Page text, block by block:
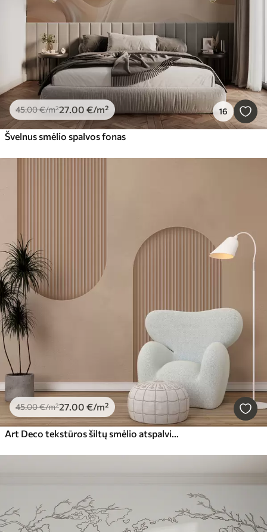
45.00€/m²27.00 €/m² 16
Švelnus smėlio spalvos fonas
45.00€/m²27.00 €/m²
Art Deco tekstūros šiltų smėlio atspalvių tapetai. Tūrinių arkų imitacija